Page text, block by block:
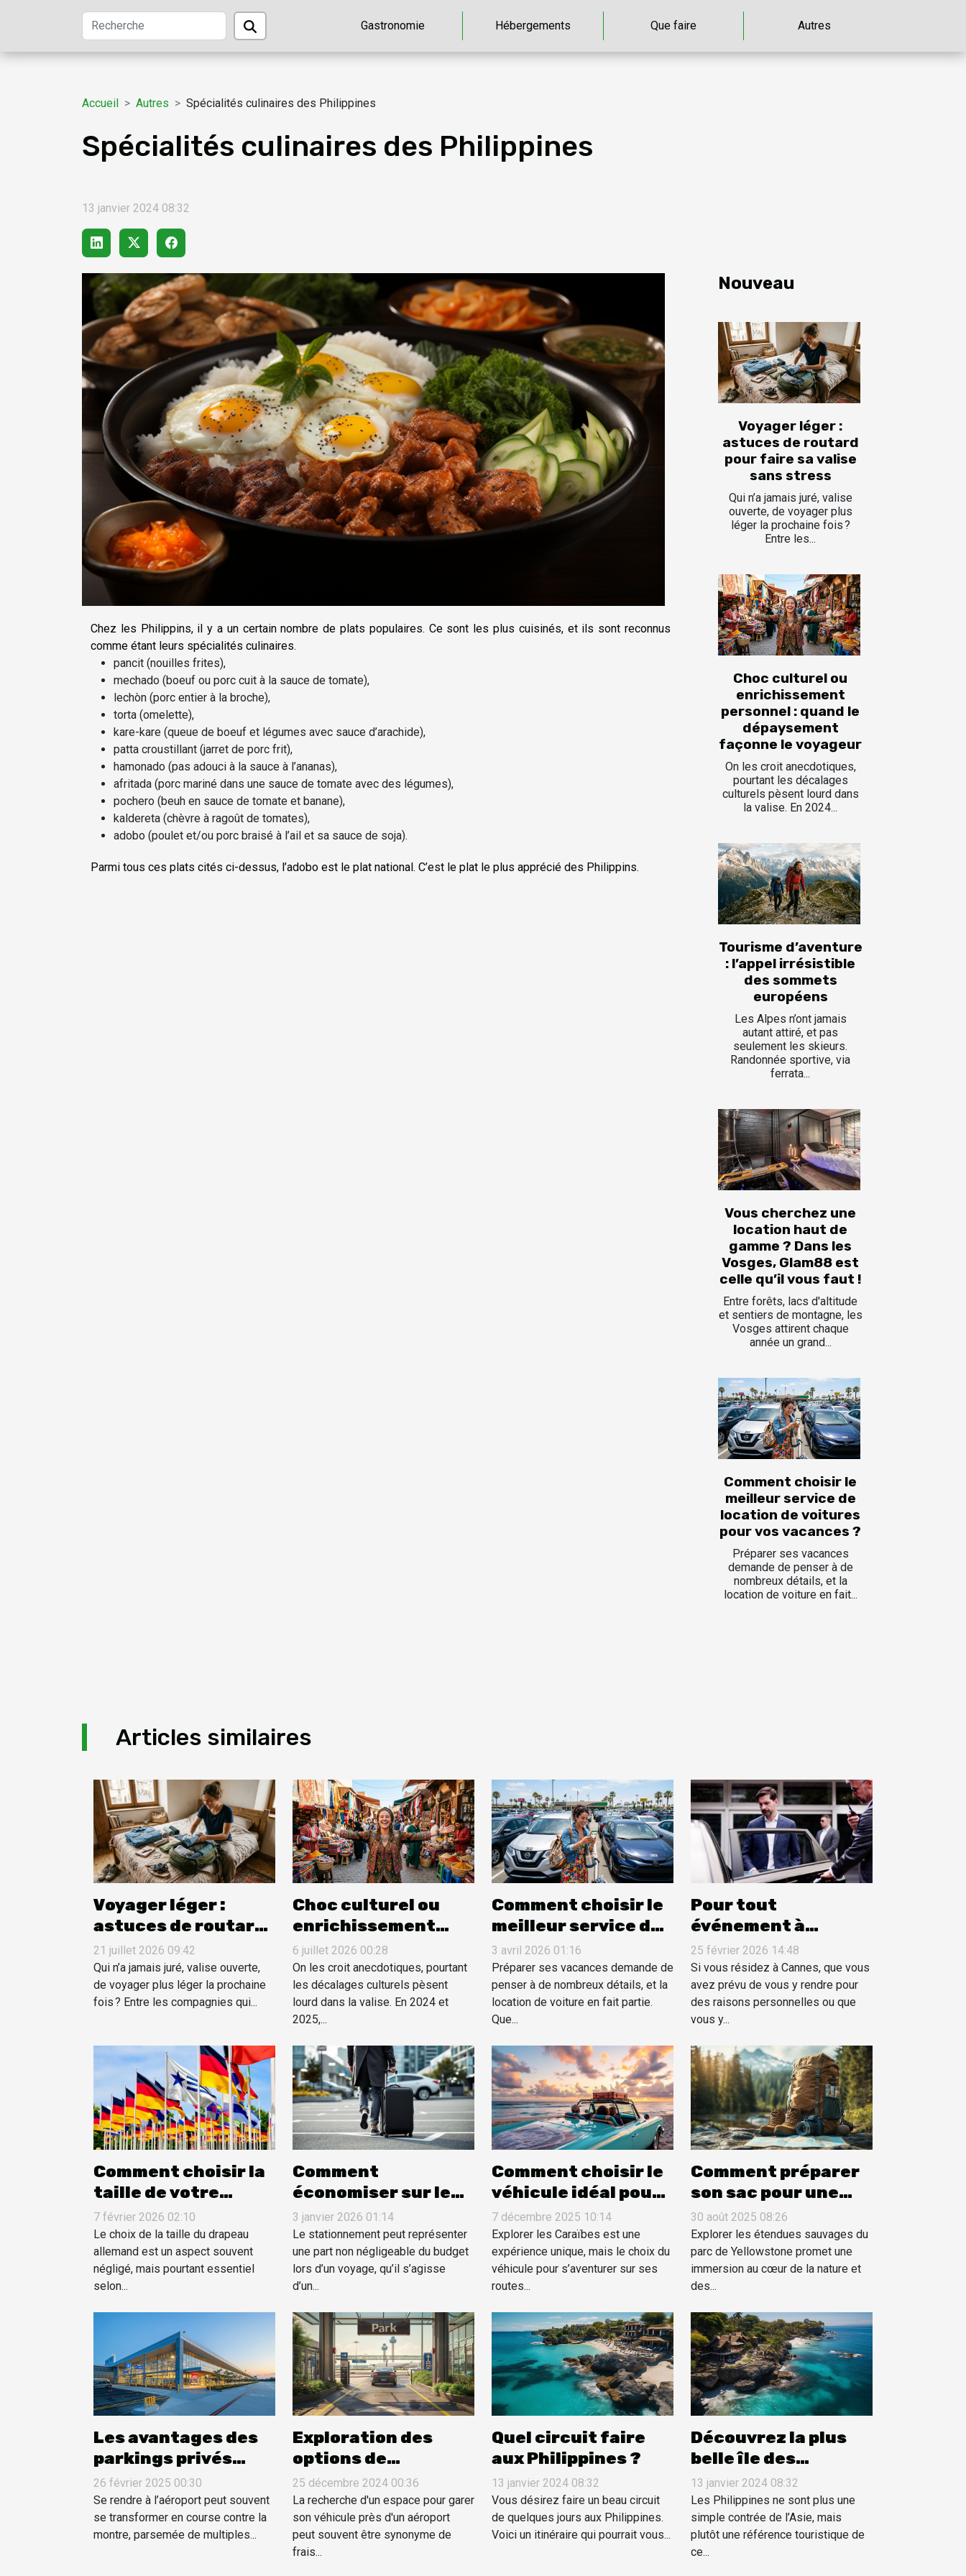
Gastronomie Hébergements Que faire Autres
Accueil Autres Spécialités culinaires des Philippines
Spécialités culinaires des Philippines
13 janvier 2024 08:32
Chez les Philippins, il y a un certain nombre de plats populaires. Ce sont les plus cuisinés, et ils sont reconnus
comme étant leurs spécialités culinaires.
pancit (nouilles frites),
mechado (boeuf ou porc cuit à la sauce de tomate),
lechòn (porc entier à la broche),
torta (omelette),
kare-kare (queue de boeuf et légumes avec sauce d’arachide),
patta croustillant (jarret de porc frit),
hamonado (pas adouci à la sauce à l’ananas),
afritada (porc mariné dans une sauce de tomate avec des légumes),
pochero (beuh en sauce de tomate et banane),
kaldereta (chèvre à ragoût de tomates),
adobo (poulet et/ou porc braisé à l’ail et sa sauce de soja).
Parmi tous ces plats cités ci-dessus, l’adobo est le plat national. C’est le plat le plus apprécié des Philippins.
Nouveau
Voyager léger :
astuces de routard
pour faire sa valise
sans stress
Qui n’a jamais juré, valise
ouverte, de voyager plus
léger la prochaine fois ?
Entre les...
Choc culturel ou
enrichissement
personnel : quand le
dépaysement
façonne le voyageur
On les croit anecdotiques,
pourtant les décalages
culturels pèsent lourd dans
la valise. En 2024...
Tourisme d’aventure
: l’appel irrésistible
des sommets
européens
Les Alpes n’ont jamais
autant attiré, et pas
seulement les skieurs.
Randonnée sportive, via
ferrata...
Vous cherchez une
location haut de
gamme ? Dans les
Vosges, Glam88 est
celle qu’il vous faut !
Entre forêts, lacs d'altitude
et sentiers de montagne, les
Vosges attirent chaque
année un grand...
Comment choisir le
meilleur service de
location de voitures
pour vos vacances ?
Préparer ses vacances
demande de penser à de
nombreux détails, et la
location de voiture en fait...
Articles similaires
Voyager léger :
astuces de routard
pour faire sa valise
sans stress
21 juillet 2026 09:42
Qui n’a jamais juré, valise ouverte,
de voyager plus léger la prochaine
fois ? Entre les compagnies qui...
Choc culturel ou
enrichissement
personnel : quand le
dépaysement
façonne le voyageur
6 juillet 2026 00:28
On les croit anecdotiques, pourtant
les décalages culturels pèsent
lourd dans la valise. En 2024 et
2025,...
Comment choisir le
meilleur service de
location de voitures
pour vos vacances ?
3 avril 2026 01:16
Préparer ses vacances demande de
penser à de nombreux détails, et la
location de voiture en fait partie.
Que...
Pour tout
événement à
Cannes, réservez un
VTC avec cette
société privée !
25 février 2026 14:48
Si vous résidez à Cannes, que vous
avez prévu de vous y rendre pour
des raisons personnelles ou que
vous y...
Comment choisir la
taille de votre
drapeau allemand
pour différents
usages ?
7 février 2026 02:10
Le choix de la taille du drapeau
allemand est un aspect souvent
négligé, mais pourtant essentiel
selon...
Comment
économiser sur le
stationnement lors
de vos voyages ?
3 janvier 2026 01:14
Le stationnement peut représenter
une part non négligeable du budget
lors d’un voyage, qu’il s’agisse
d’un...
Comment choisir le
véhicule idéal pour
votre séjour en
Caraïbes ?
7 décembre 2025 10:14
Explorer les Caraïbes est une
expérience unique, mais le choix du
véhicule pour s’aventurer sur ses
routes...
Comment préparer
son sac pour une
aventure à
Yellowstone ?
30 août 2025 08:26
Explorer les étendues sauvages du
parc de Yellowstone promet une
immersion au cœur de la nature et
des...
Les avantages des
parkings privés
proches des
aéroports
26 février 2025 00:30
Se rendre à l’aéroport peut souvent
se transformer en course contre la
montre, parsemée de multiples...
Exploration des
options de
stationnement
économique près de
l'aéroport
25 décembre 2024 00:36
La recherche d'un espace pour garer
son véhicule près d'un aéroport
peut souvent être synonyme de
frais...
Quel circuit faire
aux Philippines ?
13 janvier 2024 08:32
Vous désirez faire un beau circuit
de quelques jours aux Philippines.
Voici un itinéraire qui pourrait vous...
Découvrez la plus
belle île des
Philippines
13 janvier 2024 08:32
Les Philippines ne sont plus une
simple contrée de l’Asie, mais
plutôt une référence touristique de
ce...